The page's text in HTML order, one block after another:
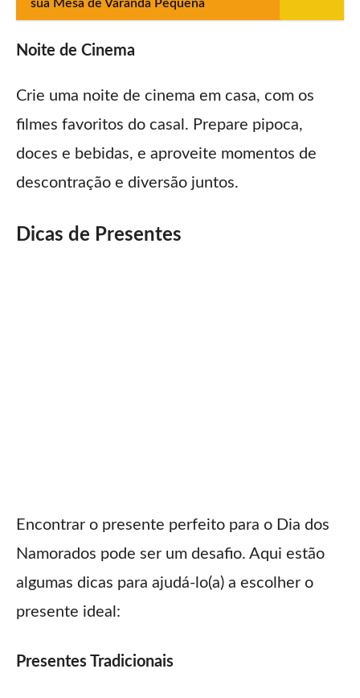
sua Mesa de Varanda Pequena
Noite de Cinema
Crie uma noite de cinema em casa, com os
filmes favoritos do casal. Prepare pipoca,
doces e bebidas, e aproveite momentos de
descontração e diversão juntos.
Dicas de Presentes
Encontrar o presente perfeito para o Dia dos
Namorados pode ser um desafio. Aqui estão
algumas dicas para ajudá-lo(a) a escolher o
presente ideal:
Presentes Tradicionais